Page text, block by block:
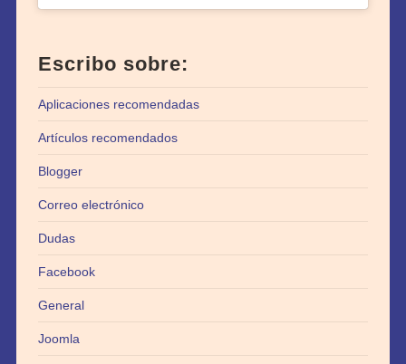
Escribo sobre:
Aplicaciones recomendadas
Artículos recomendados
Blogger
Correo electrónico
Dudas
Facebook
General
Joomla